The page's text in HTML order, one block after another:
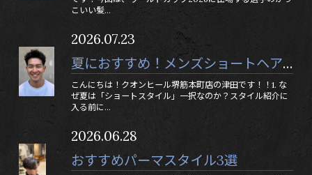
こいい髪...
2026.07.23
夏におすすめ！メンズショートヘア！！
こんにちは！クオンヒール堺筋本町店の津田です！！1. な
ぜ夏は「ショートスタイル」一択なのか？スタイル紹介に
入る前に...
2026.06.28
おすすめパーマスタイル3選